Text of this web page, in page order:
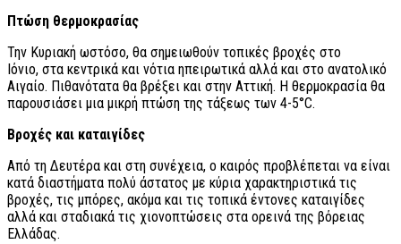
Πτώση θερμοκρασίας
Την Κυριακή ωστόσο, θα σημειωθούν τοπικές βροχές στο
Ιόνιο, στα κεντρικά και νότια ηπειρωτικά αλλά και στο ανατολικό
Αιγαίο. Πιθανότατα θα βρέξει και στην Αττική. Η θερμοκρασία θα
παρουσιάσει μια μικρή πτώση της τάξεως των 4-5°C.
Βροχές και καταιγίδες
Από τη Δευτέρα και στη συνέχεια, ο καιρός προβλέπεται να είναι
κατά διαστήματα πολύ άστατος με κύρια χαρακτηριστικά τις
βροχές, τις μπόρες, ακόμα και τις τοπικά έντονες καταιγίδες
αλλά και σταδιακά τις χιονοπτώσεις στα ορεινά της βόρειας
Ελλάδας.